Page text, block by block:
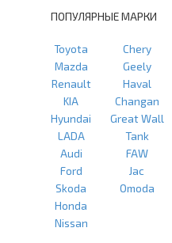
ПОПУЛЯРНЫЕ МАРКИ
Toyota
Mazda
Renault
KIA
Hyundai
LADA
Audi
Ford
Skoda
Honda
Nissan
Chery
Geely
Haval
Changan
Great Wall
Tank
FAW
Jac
Omoda